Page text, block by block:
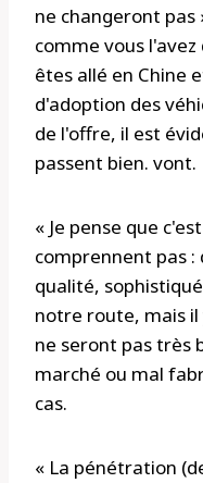
ne changeront pas
comme vous
êtes allé en Chine
d'adoption des
de l'offre, il est
passent bien. vont.
« Je pense que
comprennent pas :
qualité,
notre route, mais
ne seront pas très
marché ou mal
cas.
« La pénétration